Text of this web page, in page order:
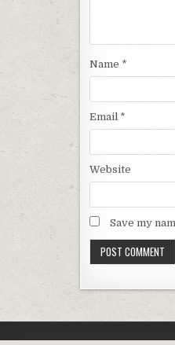
Name *
Email *
Website
Save my